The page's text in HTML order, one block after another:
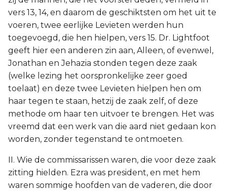
vers 13, 14, en daarom de geschiktsten om het uit te
voeren, twee eerlijke Levieten werden hun
toegevoegd, die hen hielpen, vers 15. Dr. Lightfoot
geeft hier een anderen zin aan, Alleen, of evenwel,
Jonathan en Jehazia stonden tegen deze zaak
(welke lezing het oorspronkelijke zeer goed
toelaat) en deze twee Levieten hielpen hen om
haar tegen te staan, hetzij de zaak zelf, of deze
methode om haar ten uitvoer te brengen. Het was
vreemd dat een werk van die aard niet gedaan kon
worden, zonder tegenstand te ontmoeten.
II. Wie de commissarissen waren, die voor deze zaak
zitting hielden. Ezra was president, en met hem
waren sommige hoofden van de vaderen, die door